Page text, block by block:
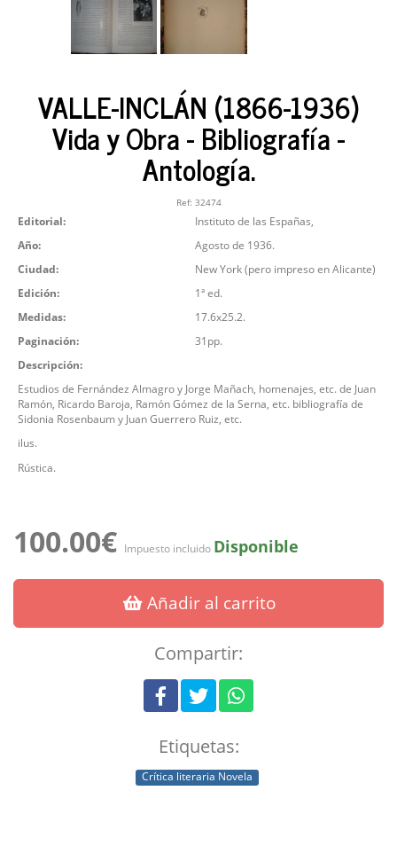
VALLE-INCLÁN (1866-1936)
Vida y Obra - Bibliografía -
Antología.
Ref: 32474
Editorial:
Instituto de las Españas,
Año:
Agosto de 1936.
Ciudad:
New York (pero impreso en Alicante)
Edición:
1ª ed.
Medidas:
17.6x25.2.
Paginación:
31pp.
Descripción:
Estudios de Fernández Almagro y Jorge Mañach, homenajes, etc. de Juan
Ramón, Ricardo Baroja, Ramón Gómez de la Serna, etc. bibliografía de
Sidonia Rosenbaum y Juan Guerrero Ruiz, etc.
ilus.
Rústica.
100.00€ Impuesto incluido Disponible
Añadir al carrito
Compartir:
Etiquetas:
Crítica literaria Novela